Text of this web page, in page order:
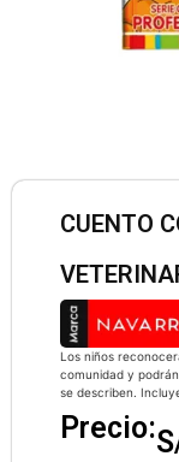
CUENTO
Los niños
comunidad y
se describen.
Precio: